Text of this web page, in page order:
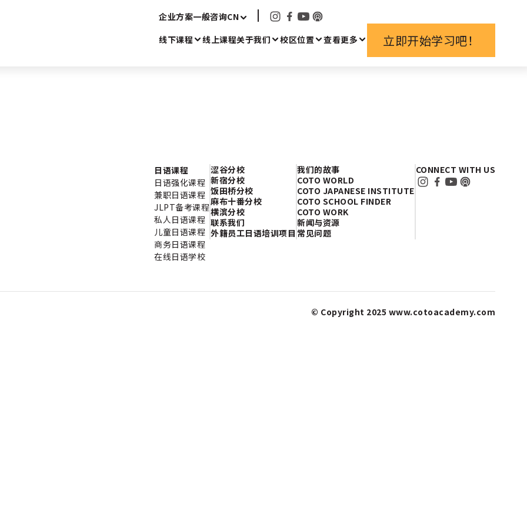
企业方案一般咨询CN
线下课程
线上课程关于我们 校区位置 查看更多 立即开始学习吧！
日语课程
日语强化课程
兼职日语课程
JLPT备考课程
私人日语课程
儿童日语课程
商务日语课程
在线日语学校
涩谷分校
新宿分校
饭田桥分校
麻布十番分校
横滨分校
联系我们
外籍员工日语培训项目
我们的故事
COTO WORLD
COTO JAPANESE INSTITUTE
COTO SCHOOL FINDER
COTO WORK
新闻与资源
常见问题
CONNECT WITH US
© Copyright 2025 www.cotoacademy.com